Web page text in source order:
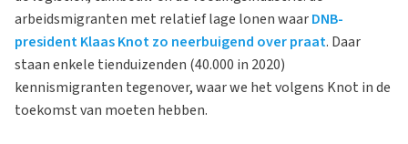
arbeidsmigranten met relatief lage lonen waarDNB-
president Klaas Knot zo neerbuigend over praat. Daar
staan enkele tienduizenden (40.000 in 2020)
kennismigranten tegenover, waar we het volgens Knot in de
toekomst van moeten hebben.